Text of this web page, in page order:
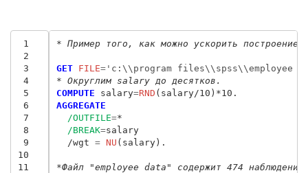
1
2
3
4
5
6
7
8
9
10
11
* Пример того, как можно ускорить построение
GET FILE='c:\\program files\\spss\\employee
* Округлим salary до десятков.
COMPUTE salary=RND
AGGREGATE
/OUTFILE=*
/BREAK=salary
  /wgt
= NU (salary).
*Файл "employee data" содержит 474